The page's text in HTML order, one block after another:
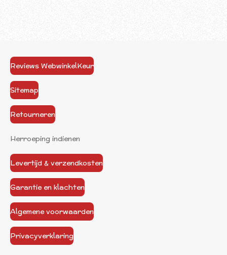
Reviews WebwinkelKeur
Sitemap
Retourneren
Herroeping indienen
Levertijd & verzendkosten
Garantie en klachten
Algemene voorwaarden
Privacyverklaring